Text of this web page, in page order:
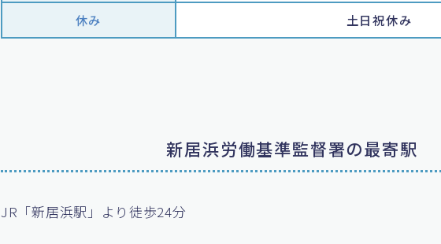
休み 土日祝休み
新居浜労働基準監督署の最寄駅
JR「新居浜駅」より徒歩24分